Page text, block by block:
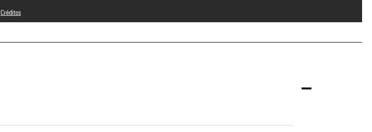
Créditos
Leyenda : Récolement, image du Musée Départemental d'Art Ancien et Contemporain-Epinal
Créditos fotográficos : Joëlle Laurençon - Conseil départemental des Vosges